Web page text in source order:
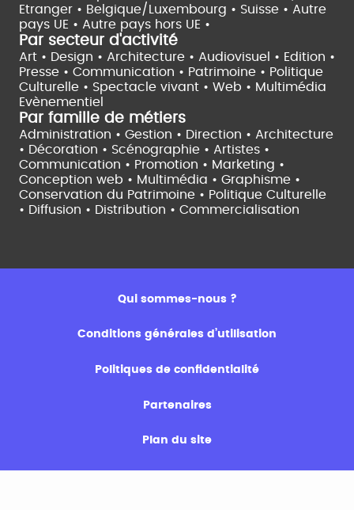
Etranger • Belgique/Luxembourg • Suisse • Autre
pays UE • Autre pays hors UE •
Par secteur d'activité
Art • Design • Architecture • Audiovisuel • Edition •
Presse • Communication • Patrimoine • Politique
Culturelle • Spectacle vivant • Web • Multimédia
Evènementiel
Par famille de métiers
Administration • Gestion • Direction • Architecture
• Décoration • Scénographie • Artistes •
Communication • Promotion • Marketing •
Conception web • Multimédia • Graphisme •
Conservation du Patrimoine • Politique Culturelle
• Diffusion • Distribution • Commercialisation
Qui sommes-nous ?
Conditions générales d’utilisation
Politiques de confidentialité
Partenaires
Plan du site